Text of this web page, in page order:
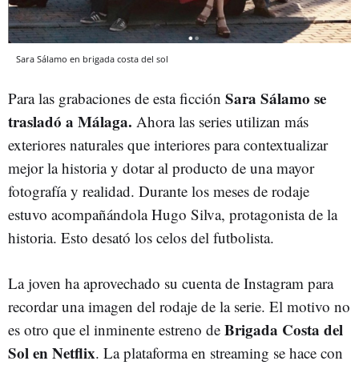
Sara Sálamo en brigada costa del sol
Para las grabaciones de esta ficción Sara Sálamo se
trasladó a Málaga. Ahora las series utilizan más
exteriores naturales que interiores para contextualizar
mejor la historia y dotar al producto de una mayor
fotografía y realidad. Durante los meses de rodaje
estuvo acompañándola Hugo Silva, protagonista de la
historia. Esto desató los celos del futbolista.
La joven ha aprovechado su cuenta de Instagram para
recordar una imagen del rodaje de la serie. El motivo no
es otro que el inminente estreno de Brigada Costa del
Sol en Netflix. La plataforma en streaming se hace con